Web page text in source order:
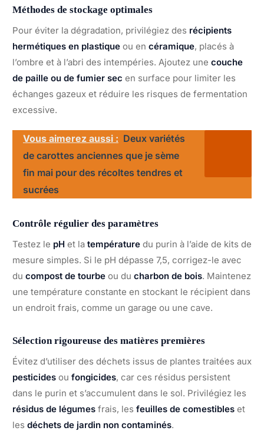
Méthodes de stockage optimales
Pour éviter la dégradation, privilégiez des récipients
hermétiques en plastique ou en céramique, placés à
l’ombre et à l’abri des intempéries. Ajoutez une couche
de paille ou de fumier sec en surface pour limiter les
échanges gazeux et réduire les risques de fermentation
excessive.
Vous aimerez aussi : Deux variétés
de carottes anciennes que je sème
fin mai pour des récoltes tendres et
sucrées
Contrôle régulier des paramètres
Testez le pH et la température du purin à l’aide de kits de
mesure simples. Si le pH dépasse 7,5, corrigez-le avec
du compost de tourbe ou du charbon de bois. Maintenez
une température constante en stockant le récipient dans
un endroit frais, comme un garage ou une cave.
Sélection rigoureuse des matières premières
Évitez d’utiliser des déchets issus de plantes traitées aux
pesticides ou fongicides, car ces résidus persistent
dans le purin et s’accumulent dans le sol. Privilégiez les
résidus de légumes frais, les feuilles de comestibles et
les déchets de jardin non contaminés.